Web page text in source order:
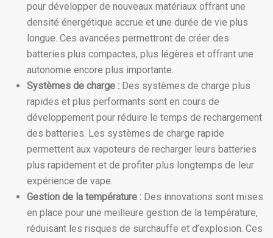
pour développer de nouveaux matériaux offrant une
densité énergétique accrue et une durée de vie plus
longue. Ces avancées permettront de créer des
batteries plus compactes, plus légères et offrant une
autonomie encore plus importante.
Systèmes de charge : Des systèmes de charge plus
rapides et plus performants sont en cours de
développement pour réduire le temps de rechargement
des batteries. Les systèmes de charge rapide
permettent aux vapoteurs de recharger leurs batteries
plus rapidement et de profiter plus longtemps de leur
expérience de vape.
Gestion de la température : Des innovations sont mises
en place pour une meilleure gestion de la température,
réduisant les risques de surchauffe et d’explosion. Ces